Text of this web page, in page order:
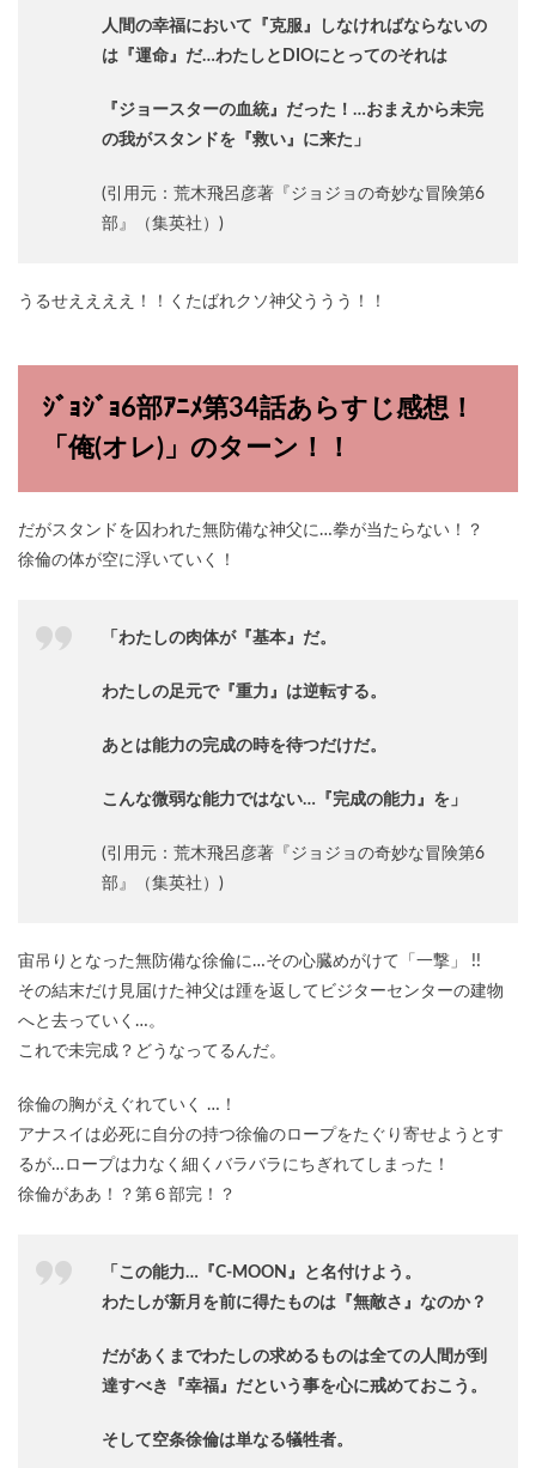
人間の幸福において『克服』しなければならないの
は『運命』だ…わたしとDIOにとってのそれは
『ジョースターの血統』だった！…おまえから未完
の我がスタンドを『救い』に来た」
(引用元：荒木飛呂彦著『ジョジョの奇妙な冒険第6
部』（集英社）)
うるせええええ！！くたばれクソ神父ううう！！
ｼﾞｮｼﾞｮ6部ｱﾆﾒ第34話あらすじ感想！
「俺(オレ)」のターン！！
だがスタンドを囚われた無防備な神父に…拳が当たらない！？
徐倫の体が空に浮いていく！
「わたしの肉体が『基本』だ。
わたしの足元で『重力』は逆転する。
あとは能力の完成の時を待つだけだ。
こんな微弱な能力ではない…『完成の能力』を」
(引用元：荒木飛呂彦著『ジョジョの奇妙な冒険第6
部』（集英社）)
宙吊りとなった無防備な徐倫に…その心臓めがけて「一撃」 !!
その結末だけ見届けた神父は踵を返してビジターセンターの建物
へと去っていく…。
これで未完成？どうなってるんだ。
徐倫の胸がえぐれていく …！
アナスイは必死に自分の持つ徐倫のロープをたぐり寄せようとす
るが…ロープは力なく細くバラバラにちぎれてしまった！
徐倫がああ！？第６部完！？
「この能力…『C‐MOON』と名付けよう。
わたしが新月を前に得たものは『無敵さ』なのか？
だがあくまでわたしの求めるものは全ての人間が到
達すべき『幸福』だという事を心に戒めておこう。
そして空条徐倫は単なる犠牲者。